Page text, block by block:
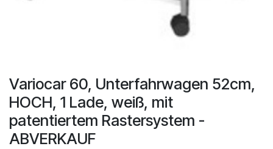
Variocar 60, Unterfahrwagen 52cm,
HOCH, 1 Lade, weiß, mit
patentiertem Rastersystem -
ABVERKAUF